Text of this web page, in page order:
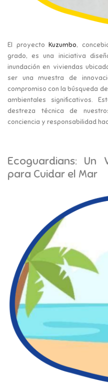
El proyecto Kuzumbo,
grado, es una iniciativa
inundación en viviendas
ser una muestra de
compromiso con la búsqueda
ambientales significativos.
destreza técnica de
conciencia y responsabilidad
Ecoguardians: Un
para Cuidar el Mar